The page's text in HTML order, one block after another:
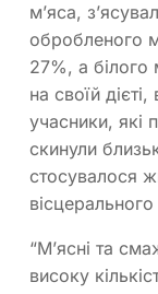
м’яса,
обробленого
27%, а білого
на своїй
учасники, які
скинули
стосувалося
“М’ясні та
високу